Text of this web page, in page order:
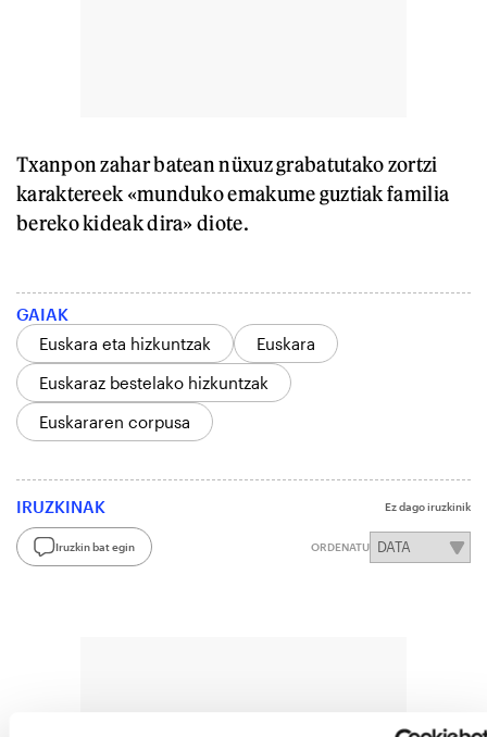
Txanpon zahar batean nüxuz grabatutako zortzi
karaktereek «munduko emakume guztiak familia
bereko kideak dira» diote.
GAIAK
Euskara eta hizkuntzak
Euskara
Euskaraz bestelako hizkuntzak
Euskararen corpusa
IRUZKINAK Ez dago iruzkinik
Iruzkin bat egin ORDENATU